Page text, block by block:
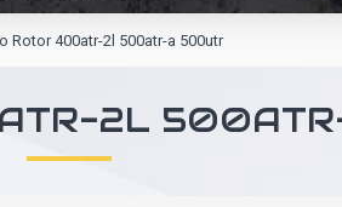
Rotor 400atr-2l 500atr-a 500utr
2L